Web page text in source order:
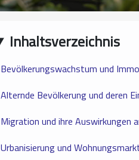
Inhaltsverzeichnis
Bevölkerungswachstum und
Alternde Bevölkerung und deren
Migration und ihre Auswirkungen
Urbanisierung und